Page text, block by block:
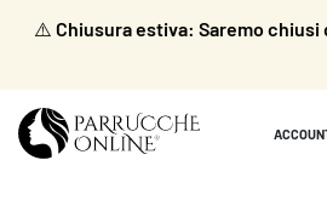
⚠️ Chiusura estiva: Saremo chiusi